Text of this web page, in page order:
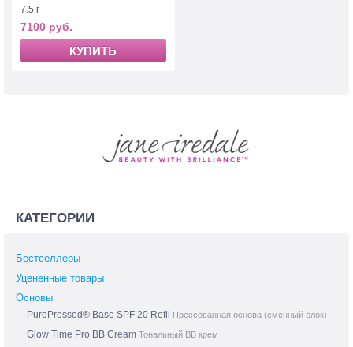
7.5 г
7100 руб.
КУПИТЬ
КАТЕГОРИИ
Бестселлеры
Уцененные товары
Основы
PurePressed® Base SPF 20 Refil Прессованная основа (сменный блок)
Glow Time Pro BB Cream Тональный BB крем